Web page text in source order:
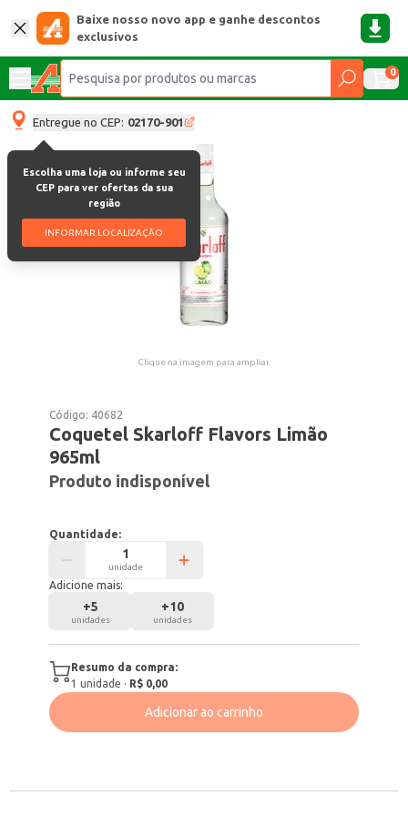
Baixe nosso novo app e ganhe descontos
exclusivos
0
Entregue no CEP: 02170-901
Escolha uma loja ou informe seu
CEP para ver ofertas da sua
região
INFORMAR LOCALIZAÇÃO
Clique na imagem para ampliar.
Código: 40682
Coquetel Skarloff Flavors Limão
965ml
Produto indisponível
Quantidade:
unidade
Adicione mais:
+5
unidades
+10
unidades
Resumo da compra:
1 unidade · R$ 0,00
Adicionar ao carrinho